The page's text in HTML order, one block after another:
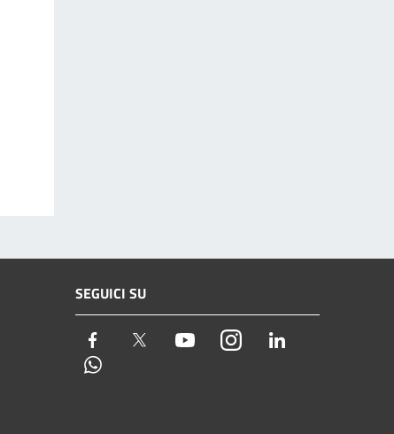
SEGUICI SU
Facebook Twitter YoutubeInstagram